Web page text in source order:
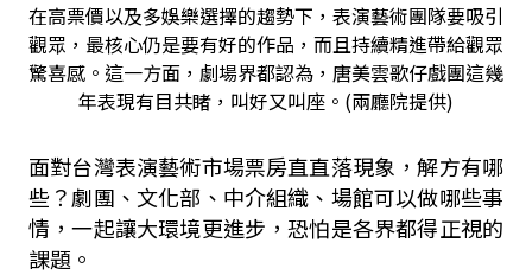
在高票價以及多娛樂選擇的趨勢下，表演藝術團隊要吸引
觀眾，最核心仍是要有好的作品，而且持續精進帶給觀眾
驚喜感。這一方面，劇場界都認為，唐美雲歌仔戲團這幾
年表現有目共睹，叫好又叫座。(兩廳院提供)
面對台灣表演藝術市場票房直直落現象，解方有哪
些？劇團、文化部、中介組織、場館可以做哪些事
情，一起讓大環境更進步，恐怕是各界都得正視的
課題。